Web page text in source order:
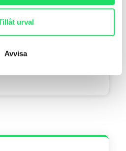
urval
Avvisa
är det en pump som